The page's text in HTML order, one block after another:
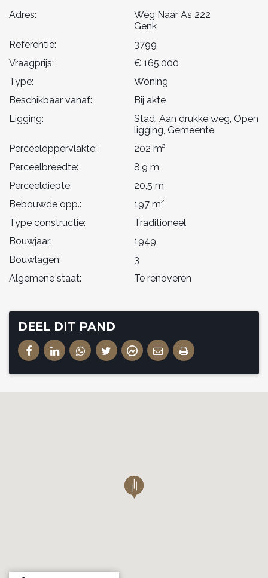
Adres:
Weg Naar As 222
Genk
Referentie:
3799
Vraagprijs:
€ 165.000
Type:
Woning
Beschikbaar vanaf:
Bij akte
Ligging:
Stad, Aan drukke weg, Open
ligging, Gemeente
Perceeloppervlakte:
202 m²
Perceelbreedte:
8,9 m
Perceeldiepte:
20,5 m
Bebouwde opp.:
197 m²
Type constructie:
Traditioneel
Bouwjaar:
1949
Bouwlagen:
3
Algemene staat:
Te renoveren
DEEL DIT PAND